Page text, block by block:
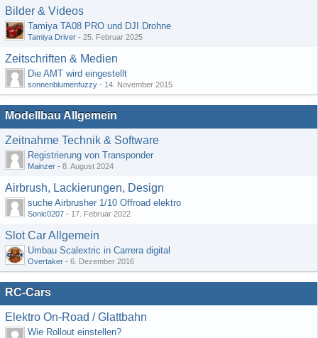
Bilder & Videos
Tamiya TA08 PRO und DJI Drohne
Tamiya Driver - 25. Februar 2025
Zeitschriften & Medien
Die AMT wird eingestellt
sonnenblumenfuzzy - 14. November 2015
Modellbau Allgemein
Zeitnahme Technik & Software
Registrierung von Transponder
Mainzer - 8. August 2024
Airbrush, Lackierungen, Design
suche Airbrusher 1/10 Offroad elektro
Sonic0207 - 17. Februar 2022
Slot Car Allgemein
Umbau Scalextric in Carrera digital
Overtaker - 6. Dezember 2016
RC-Cars
Elektro On-Road / Glattbahn
Wie Rollout einstellen?